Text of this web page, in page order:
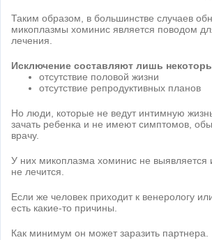
Таким образом, в большинстве случаев
микоплазмы хоминис является поводом
лечения.
Исключение составляют лишь
отсутствие половой жизни
отсутствие репродуктивных планов
Но люди, которые не ведут интимную
зачать ребенка и не имеют симптомов,
врачу.
У них микоплазма хоминис не выявляется
не лечится.
Если же человек приходит к венерологу
есть какие-то причины.
Как минимум он может заразить партнера.